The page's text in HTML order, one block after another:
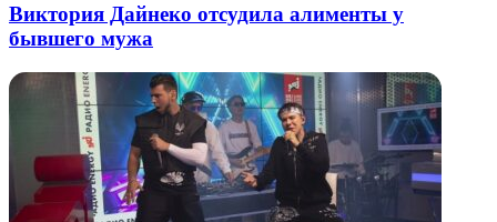
Виктория Дайнеко отсудила алименты у
бывшего мужа